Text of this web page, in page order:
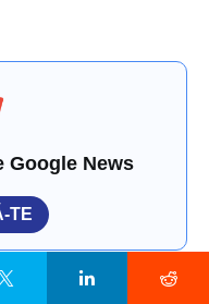
Google News
TE